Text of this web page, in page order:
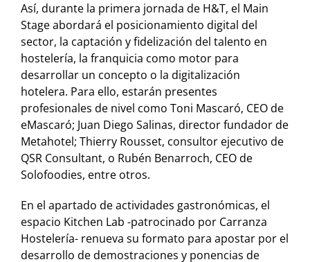
Así, durante la primera jornada de H&T, el Main
Stage abordará el posicionamiento digital del
sector, la captación y fidelización del talento en
hostelería, la franquicia como motor para
desarrollar un concepto o la digitalización
hotelera. Para ello, estarán presentes
profesionales de nivel como Toni Mascaró, CEO de
eMascaró; Juan Diego Salinas, director fundador de
Metahotel; Thierry Rousset, consultor ejecutivo de
QSR Consultant, o Rubén Benarroch, CEO de
Solofoodies, entre otros.
En el apartado de actividades gastronómicas, el
espacio Kitchen Lab -patrocinado por Carranza
Hostelería- renueva su formato para apostar por el
desarrollo de demostraciones y ponencias de